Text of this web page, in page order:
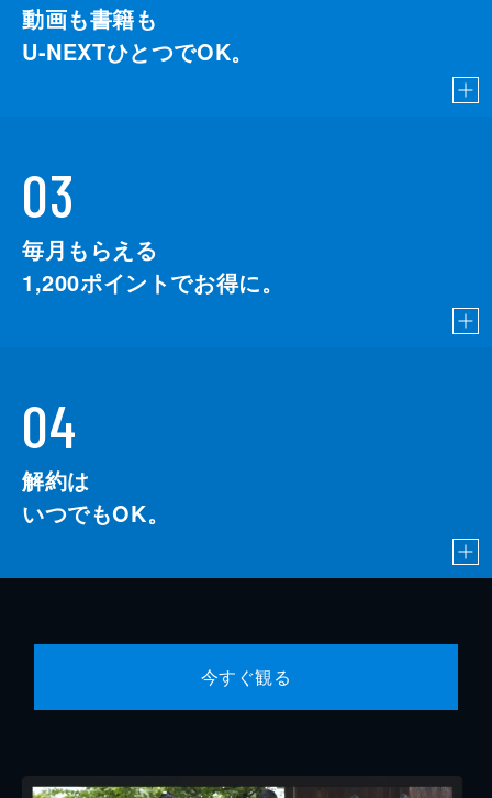
動画も書籍も
U-NEXTひとつでOK。
03
毎月もらえる
1,200ポイントでお得に。
04
解約は
いつでもOK。
今すぐ観る